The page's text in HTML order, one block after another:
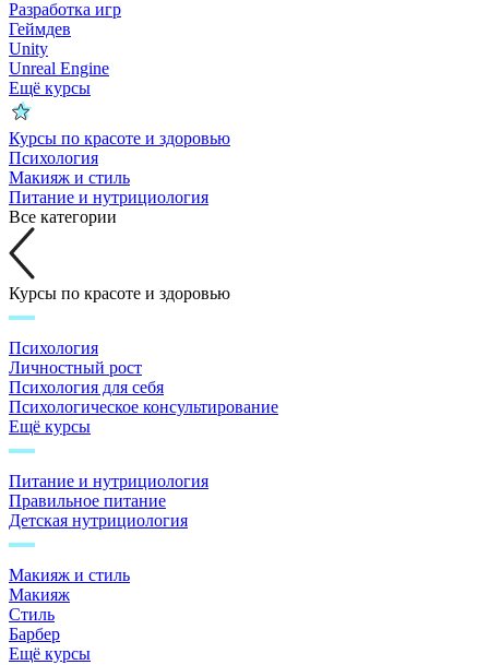
Разработка игр
Геймдев
Unity
Unreal Engine
Ещё курсы
Курсы по красоте и здоровью
Психология
Макияж и стиль
Питание и нутрициология
Все категории
Курсы по красоте и здоровью
Психология
Личностный рост
Психология для себя
Психологическое консультирование
Ещё курсы
Питание и нутрициология
Правильное питание
Детская нутрициология
Макияж и стиль
Макияж
Стиль
Барбер
Ещё курсы